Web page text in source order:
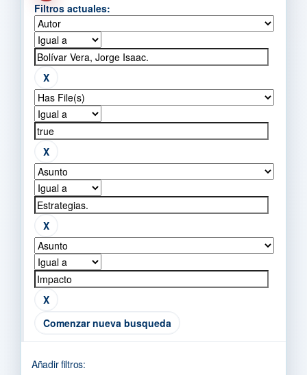
Filtros actuales:
Comenzar nueva busqueda
Añadir filtros: